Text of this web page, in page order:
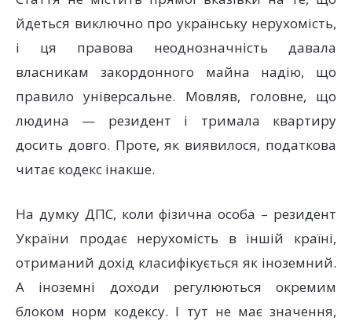
йдеться виключно про українську нерухомість,
і ця правова неоднозначність давала
власникам закордонного майна надію, що
правило універсальне. Мовляв, головне, що
людина — резидент і тримала квартиру
досить довго. Проте, як виявилося, податкова
читає кодекс інакше.
На думку ДПС, коли фізична особа – резидент
України продає нерухомість в іншій країні,
отриманий дохід класифікується як іноземний.
А іноземні доходи регулюються окремим
блоком норм кодексу. І тут не має значення,